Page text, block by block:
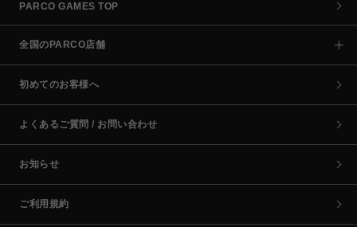
PARCO GAMES TOP
全国のPARCO店舗
初めてのお客様へ
よくあるご質問 / お問い合わせ
お知らせ
ご利用規約